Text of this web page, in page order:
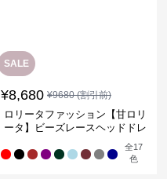
SALE
¥8,680 ¥9680(割引前)
ロリータファッション【甘ロリ
ータ】ビーズレースヘッドドレ
全17
色